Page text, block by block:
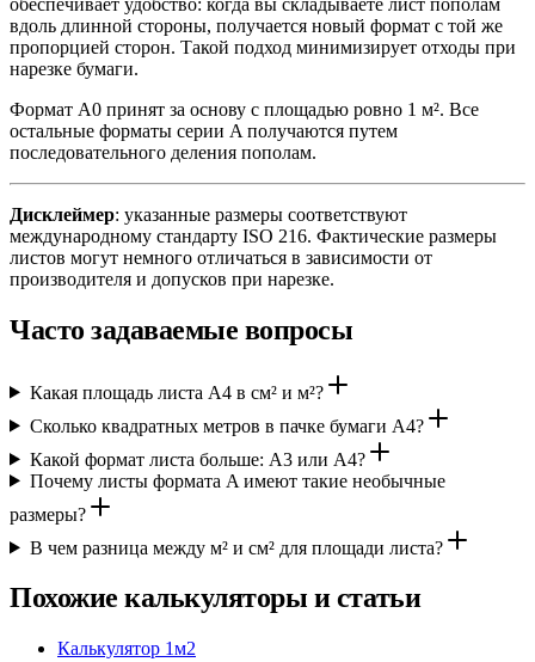
вдоль длинной стороны, получается новый формат с той же
пропорцией сторон. Такой подход минимизирует отходы при
нарезке бумаги.
Формат A0 принят за основу с площадью ровно 1 м². Все
остальные форматы серии A получаются путем
последовательного деления пополам.
Дисклеймер: указанные размеры соответствуют
международному стандарту ISO 216. Фактические размеры
листов могут немного отличаться в зависимости от
производителя и допусков при нарезке.
Часто задаваемые вопросы
Какая площадь листа A4 в см² и м²?
Сколько квадратных метров в пачке бумаги A4?
Какой формат листа больше: A3 или A4?
Почему листы формата A имеют такие необычные
размеры?
В чем разница между м² и см² для площади листа?
Похожие калькуляторы и статьи
Калькулятор 1м2